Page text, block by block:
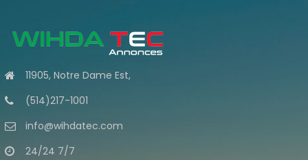
11905, Notre Dame Est,
(514)217-1001
info@wihdatec.com
24/24 7/7